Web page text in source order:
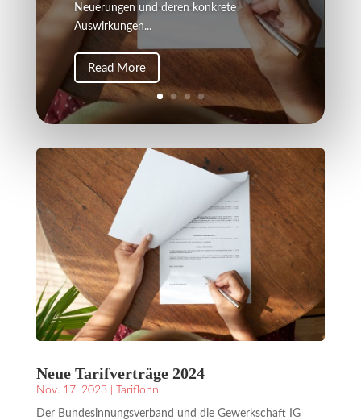
Neuerungen und deren konkrete
Auswirkungen...
Read More
Neue Tarifverträge 2024
Nov. 17, 2023| Tariflohn
Der Bundesinnungsverband und die Gewerkschaft IG